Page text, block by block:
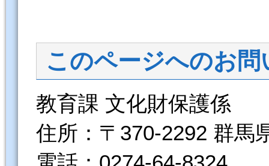
このページへのお問
教育課 文化財保護係
住所：〒370-2292 群馬